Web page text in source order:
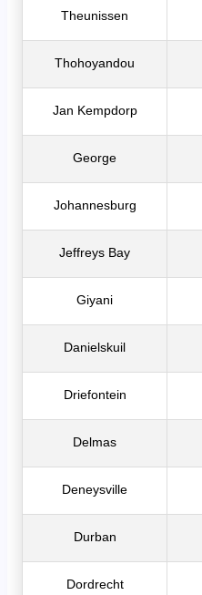
Theunissen
Thohoyandou
Jan Kempdorp
George
Johannesburg
Jeffreys Bay
Giyani
Danielskuil
Driefontein
Delmas
Deneysville
Durban
Dordrecht